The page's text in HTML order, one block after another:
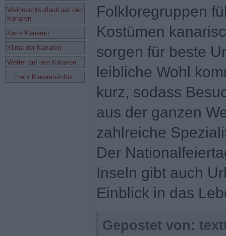
Weihnachtsurlaub auf den
Kanaren
Karte Kanaren
Klima der Kanaren
Wetter auf den Kanaren
... mehr Kanaren-Infos
Folkloregruppen
Kostümen
sorgen für beste
leibliche Wohl
kurz, sodass
aus der ganzen
zahlreiche
Der
Inseln gibt auch
Einblick in das
Gepostet von: